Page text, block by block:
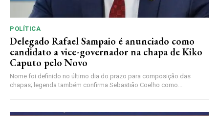
POLÍTICA
Delegado Rafael Sampaio é anunciado como
candidato a vice-governador na chapa de Kiko
Caputo pelo Novo
Nome foi definido no último dia do prazo para composição das
chapas; legenda também confirma Sebastião Coelho como...